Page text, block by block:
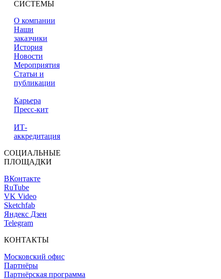
СИСТЕМЫ
О компании
Наши
заказчики
История
Новости
Мероприятия
Статьи и
публикации
Карьера
Пресс-кит
ИТ-
аккредитация
СОЦИАЛЬНЫЕ
ПЛОЩАДКИ
ВКонтакте
RuTube
VK Video
Sketchfab
Яндекс Дзен
Telegram
КОНТАКТЫ
Московский офис
Партнёры
Партнёрская программа